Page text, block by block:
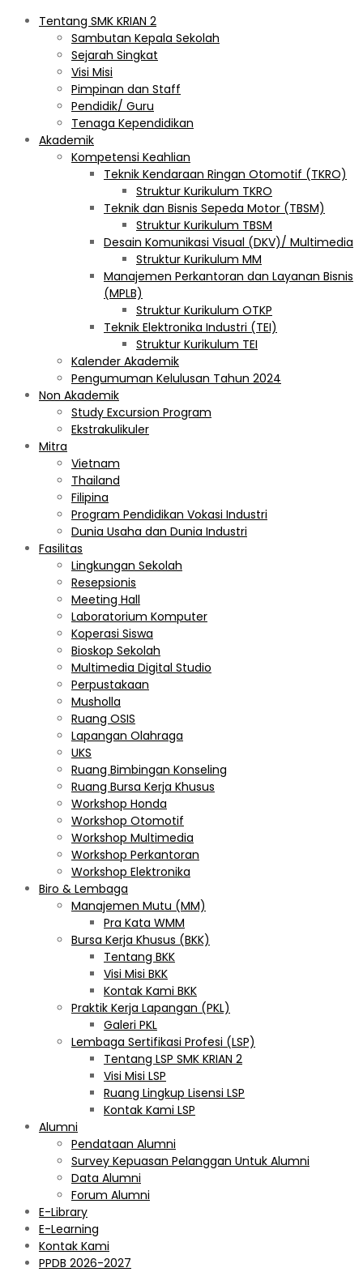
Tentang SMK KRIAN 2
Sambutan Kepala Sekolah
Sejarah Singkat
Visi Misi
Pimpinan dan Staff
Pendidik/ Guru
Tenaga Kependidikan
Akademik
Kompetensi Keahlian
Teknik Kendaraan Ringan Otomotif (TKRO)
Struktur Kurikulum TKRO
Teknik dan Bisnis Sepeda Motor (TBSM)
Struktur Kurikulum TBSM
Desain Komunikasi Visual (DKV)/ Multimedia
Struktur Kurikulum MM
Manajemen Perkantoran dan Layanan Bisnis
(MPLB)
Struktur Kurikulum OTKP
Teknik Elektronika Industri (TEI)
Struktur Kurikulum TEI
Kalender Akademik
Pengumuman Kelulusan Tahun 2024
Non Akademik
Study Excursion Program
Ekstrakulikuler
Mitra
Vietnam
Thailand
Filipina
Program Pendidikan Vokasi Industri
Dunia Usaha dan Dunia Industri
Fasilitas
Lingkungan Sekolah
Resepsionis
Meeting Hall
Laboratorium Komputer
Koperasi Siswa
Bioskop Sekolah
Multimedia Digital Studio
Perpustakaan
Musholla
Ruang OSIS
Lapangan Olahraga
UKS
Ruang Bimbingan Konseling
Ruang Bursa Kerja Khusus
Workshop Honda
Workshop Otomotif
Workshop Multimedia
Workshop Perkantoran
Workshop Elektronika
Biro & Lembaga
Manajemen Mutu (MM)
Pra Kata WMM
Bursa Kerja Khusus (BKK)
Tentang BKK
Visi Misi BKK
Kontak Kami BKK
Praktik Kerja Lapangan (PKL)
Galeri PKL
Lembaga Sertifikasi Profesi (LSP)
Tentang LSP SMK KRIAN 2
Visi Misi LSP
Ruang Lingkup Lisensi LSP
Kontak Kami LSP
Alumni
Pendataan Alumni
Survey Kepuasan Pelanggan Untuk Alumni
Data Alumni
Forum Alumni
E-Library
E-Learning
Kontak Kami
PPDB 2026-2027